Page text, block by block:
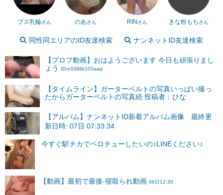
ブス乳輪さん のあさん RINさん きな粉もちさん
同性同エリアのID友達検索 ナンネットID友達検索
【プロフ動画】おはようございます 今日も頑張りまし
ょう
ID:e3388k103aaa
【タイムライン】ガーターベルトの写真いっぱい撮っ
たからガーターベルトの写真続 投稿者：ひな
【アルバム】ナンネットID新着アルバム画像 最終更
新日時: 07日 07:33:34